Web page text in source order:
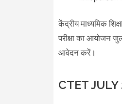
केंद्रीय माध्यमिक
परीक्षा का आयोजन
आवेदन करें।
CTET